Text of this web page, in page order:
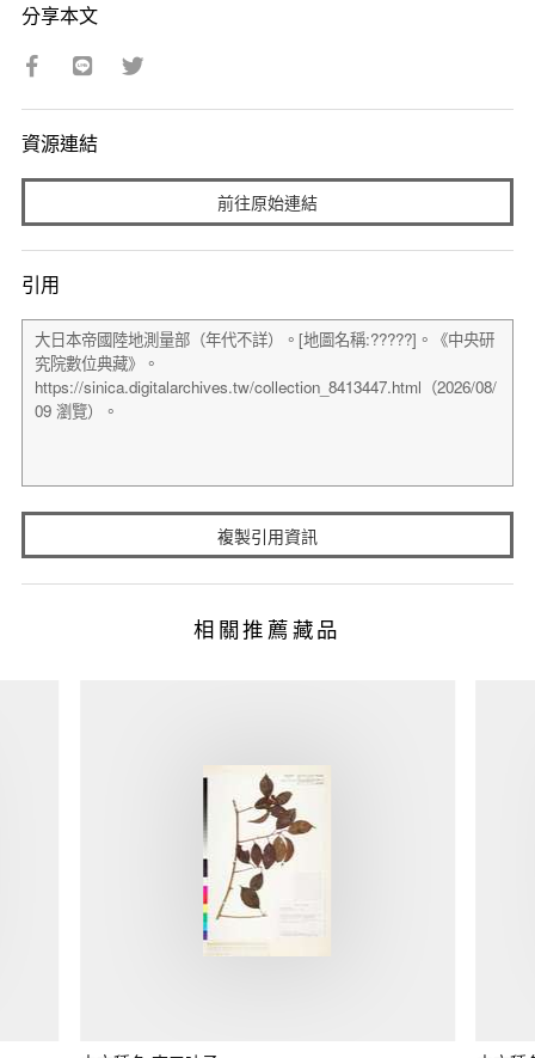
分享本文
資源連結
前往原始連結
引用
複製引用資訊
相關推薦藏品